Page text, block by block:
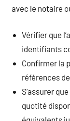
avec le notaire
Vérifier que
identifiants
Confirmer la
références
S’assurer
quotité